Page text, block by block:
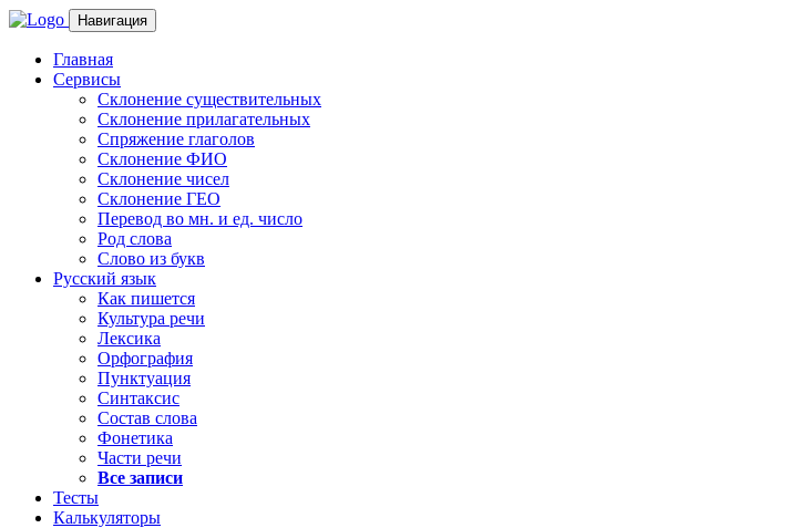
Навигация
Главная
Сервисы
Склонение существительных
Склонение прилагательных
Спряжение глаголов
Склонение ФИО
Склонение чисел
Склонение ГЕО
Перевод во мн. и ед. число
Род слова
Слово из букв
Русский язык
Как пишется
Культура речи
Лексика
Орфография
Пунктуация
Синтаксис
Состав слова
Фонетика
Части речи
Все записи
Тесты
Калькуляторы